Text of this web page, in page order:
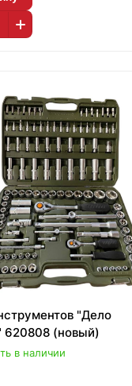
"Дело
620808 (новый)
в наличии